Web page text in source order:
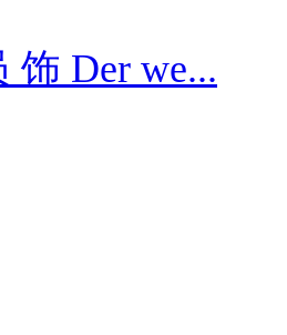
饰 Der we...